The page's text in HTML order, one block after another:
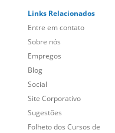
Links Relacionados
Entre em contato
Sobre nós
Empregos
Blog
Social
Site Corporativo
Sugestões
Folheto dos Cursos de